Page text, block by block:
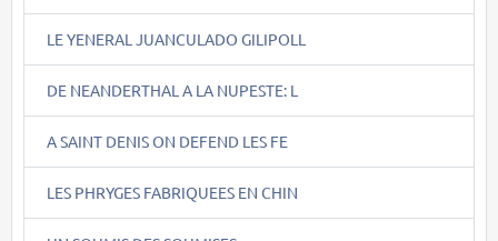
LE YENERAL JUANCULADO GILIPOLL
DE NEANDERTHAL A LA NUPESTE: L
A SAINT DENIS ON DEFEND LES FE
LES PHRYGES FABRIQUEES EN CHIN